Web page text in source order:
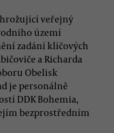
veřejný
území
zadání klíčových
a Richarda
Obelisk
je personálně
DDK Bohemia,
bezprostředním